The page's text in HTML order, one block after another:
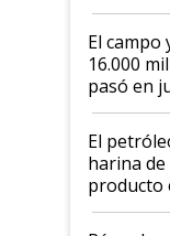
El campo
16.000
pasó en
El
harina
producto
el agro
diez